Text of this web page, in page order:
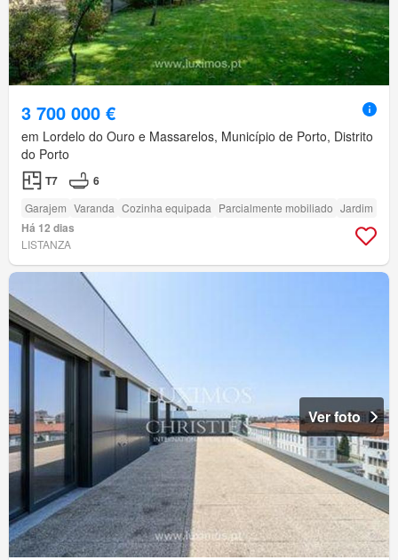
3 700 000 €
em Lordelo do Ouro e Massarelos, Município de Porto, Distrito
do Porto
T7 6
Garajem Varanda Cozinha equipada Parcialmente mobiliado Jardim
Há 12 dias
LISTANZA
Ver foto